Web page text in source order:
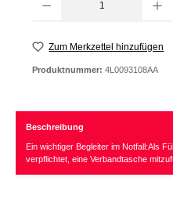
Zum Merkzettel hinzufügen
Produktnummer: 4L0093108AA
Beschreibung
Ein wichtiger Begleiter im Notfall:Als
verpflichtet, eine Verbandtasche